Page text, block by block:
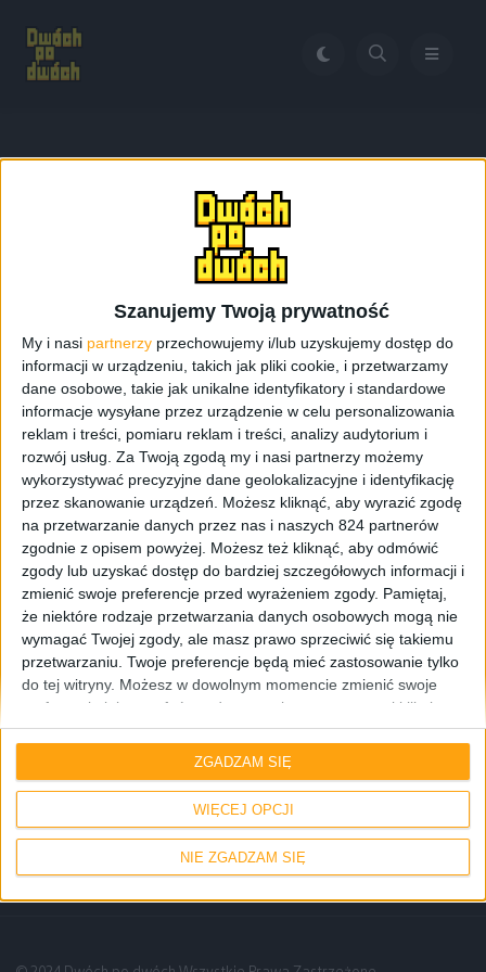
Szanujemy Twoją prywatność
My i nasi partnerzy przechowujemy i/lub uzyskujemy dostęp do
informacji w urządzeniu, takich jak pliki cookie, i przetwarzamy
dane osobowe, takie jak unikalne identyfikatory i standardowe
informacje wysyłane przez urządzenie w celu personalizowania
reklam i treści, pomiaru reklam i treści, analizy audytorium i
rozwój usług. Za Twoją zgodą my i nasi partnerzy możemy
wykorzystywać precyzyjne dane geolokalizacyjne i identyfikację
przez skanowanie urządzeń. Możesz kliknąć, aby wyrazić zgodę
na przetwarzanie danych przez nas i naszych 824 partnerów
zgodnie z opisem powyżej. Możesz też kliknąć, aby odmówić
zgody lub uzyskać dostęp do bardziej szczegółowych informacji i
zmienić swoje preferencje przed wyrażeniem zgody. Pamiętaj,
że niektóre rodzaje przetwarzania danych osobowych mogą nie
wymagać Twojej zgody, ale masz prawo sprzeciwić się takiemu
przetwarzaniu. Twoje preferencje będą mieć zastosowanie tylko
do tej witryny. Możesz w dowolnym momencie zmienić swoje
preferencje lub wycofać zgodę, wracając na tę stronę i klikając
przycisk "Prywatność" na dole strony.
WIĘCEJ OPCJI
NIE ZGADZAM SIĘ
ZGADZAM SIĘ
Europejska wersja Galaxy A7 na stronie Samsunga
Europejska wersja
Galaxy A7 na stronie
Samsunga
Smartfony
Nowe informacje odnośnie europejskiej
wersji Samsunga Galaxy A7